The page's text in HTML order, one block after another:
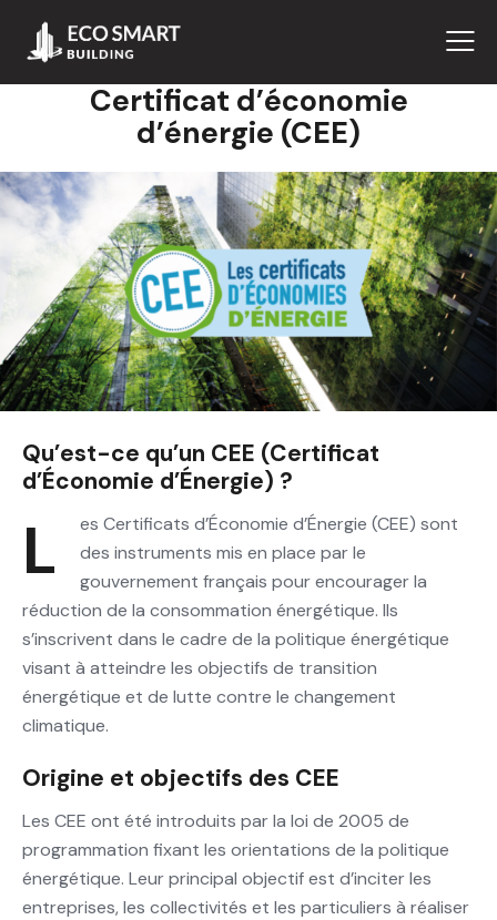
Certificat d’économie
d’énergie (CEE)
Qu’est-ce qu’un CEE (Certificat
d’Économie d’Énergie) ?
Les Certificats d’Économie d’Énergie (CEE) sont
des instruments mis en place par le
gouvernement français pour encourager la
réduction de la consommation énergétique. Ils
s’inscrivent dans le cadre de la politique énergétique
visant à atteindre les objectifs de transition
énergétique et de lutte contre le changement
climatique.
Origine et objectifs des CEE
Les CEE ont été introduits par la loi de 2005 de
programmation fixant les orientations de la politique
énergétique. Leur principal objectif est d’inciter les
entreprises, les collectivités et les particuliers à réaliser